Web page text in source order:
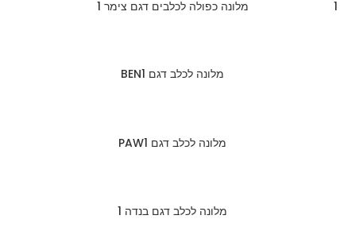
מלונה כפולה לכלבים דגם צימר 1
מלונה לכלב דגם BEN1
מלונה לכלב דגם PAW1
מלונה לכלב דגם בנדה 1